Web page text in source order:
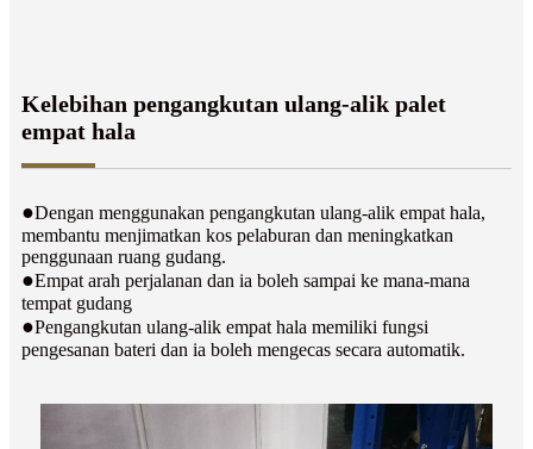
Kelebihan pengangkutan ulang-alik palet
empat hala
●Dengan menggunakan pengangkutan ulang-alik empat hala,
membantu menjimatkan kos pelaburan dan meningkatkan
penggunaan ruang gudang.
●Empat arah perjalanan dan ia boleh sampai ke mana-mana
tempat gudang
●Pengangkutan ulang-alik empat hala memiliki fungsi
pengesanan bateri dan ia boleh mengecas secara automatik.